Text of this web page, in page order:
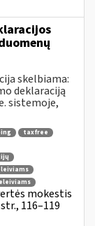
skelbiama:
deklaraciją
sistemoje,
taxfree
mokestis
116–119